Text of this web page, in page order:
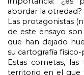
abordar la otredad?
Las protagonistas
de este ensayo
que han dejado
su cartografía físico-
Estas cometas,
territorio en el que